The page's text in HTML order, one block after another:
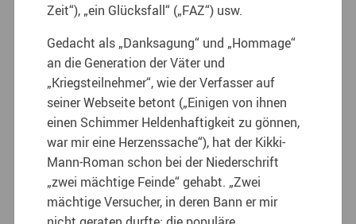
Zeit“), „ein Glücksfall“ („FAZ“) usw.
Gedacht als „Danksagung“ und „Hommage“
an die Generation der Väter und
„Kriegsteilnehmer“, wie der Verfasser auf
seiner Webseite betont („Einigen von ihnen
einen Schimmer Heldenhaftigkeit zu gönnen,
war mir eine Herzenssache“), hat der Kikki-
Mann-Roman schon bei der Niederschrift
„zwei mächtige Feinde“ gehabt. „Zwei
mächtige Versucher, in deren Bann er mir